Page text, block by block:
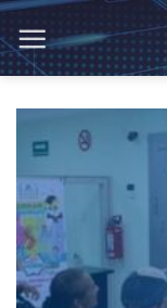
Saltar
al
contenido